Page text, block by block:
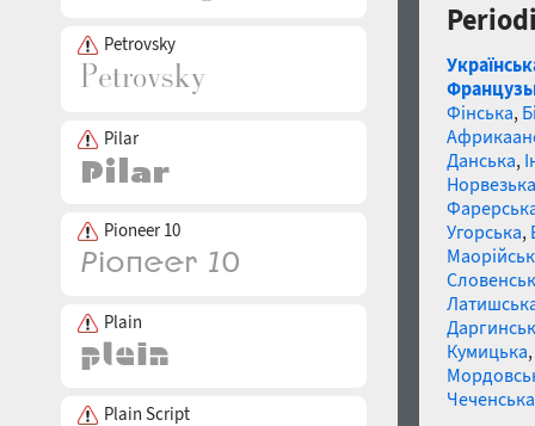
Petrovsky
Pilar
Pioneer 10
Plain
Plain Script
Фінська,
Данська,
Норвезька
Угорська,
Кумицька,
Чеченська